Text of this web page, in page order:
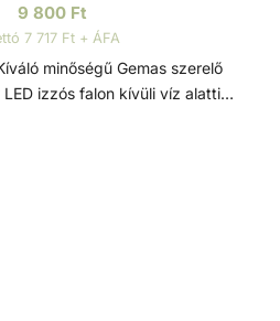
9 800 Ft
7 717 Ft + ÁFA
izzós falon kívüli víz alatti